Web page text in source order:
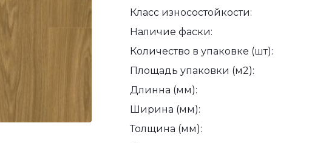
Класс износостойкости:
Наличие фаски:
Количество в упаковке (шт):
Площадь упаковки (м2):
Длинна (мм):
Ширина (мм):
Толщина (мм):